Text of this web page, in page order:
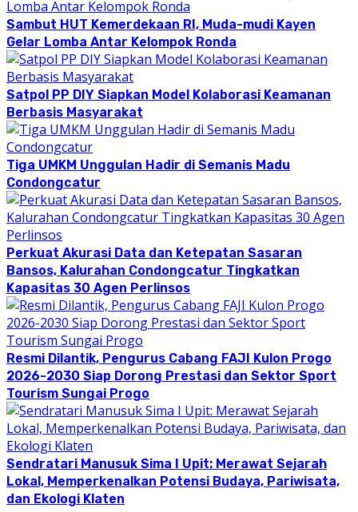
Sambut HUT Kemerdekaan RI, Muda-mudi Kayen
Gelar Lomba Antar Kelompok Ronda
Satpol PP DIY Siapkan Model Kolaborasi Keamanan
Berbasis Masyarakat
Tiga UMKM Unggulan Hadir di Semanis Madu
Condongcatur
Perkuat Akurasi Data dan Ketepatan Sasaran
Bansos, Kalurahan Condongcatur Tingkatkan
Kapasitas 30 Agen Perlinsos
Resmi Dilantik, Pengurus Cabang FAJI Kulon Progo
2026-2030 Siap Dorong Prestasi dan Sektor Sport
Tourism Sungai Progo
Sendratari Manusuk Sima I Upit: Merawat Sejarah
Lokal, Memperkenalkan Potensi Budaya, Pariwisata,
dan Ekologi Klaten